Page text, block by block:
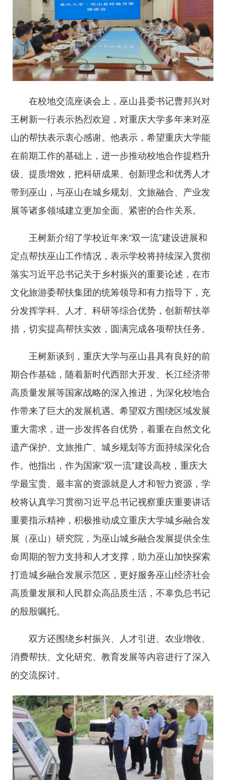
在校地交流座谈会上，巫山县委书记曹邦兴对
王树新一行表示热烈欢迎，对重庆大学多年来对巫
山的帮扶表示衷心感谢。他表示，希望重庆大学能
在前期工作的基础上，进一步推动校地合作提档升
级、提质增效，把科研成果、创新理念和优秀人才
带到巫山，与巫山在城乡规划、文旅融合、产业发
展等诸多领域建立更加全面、紧密的合作关系。
王树新介绍了学校近年来“双一流”建设进展和
定点帮扶巫山工作情况，表示学校将持续深入贯彻
落实习近平总书记关于乡村振兴的重要论述，在市
文化旅游委帮扶集团的统筹领导和有力指导下，充
分发挥学科、人才、科研等综合优势，创新帮扶举
措，切实提高帮扶实效，圆满完成各项帮扶任务。
王树新谈到，重庆大学与巫山县具有良好的前
期合作基础，随着新时代西部大开发、长江经济带
高质量发展等国家战略的深入推进，为深化校地合
作带来了巨大的发展机遇。希望双方围绕区域发展
重大需求，进一步发挥各自优势，着重在自然文化
遗产保护、文旅推广、城乡规划等方面持续深化合
作。他指出，作为国家“双一流”建设高校，重庆大
学最宝贵、最丰富的资源就是人才和智力资源，学
校将认真学习贯彻习近平总书记视察重庆重要讲话
重要指示精神，积极推动成立重庆大学城乡融合发
展（巫山）研究院，为巫山城乡融合发展提供全生
命周期的智力支持和人才支撑，助力巫山加快探索
打造城乡融合发展示范区，更好服务巫山经济社会
高质量发展和人民群众高品质生活，不辜负总书记
的殷殷嘱托。
双方还围绕乡村振兴、人才引进、农业增收、
消费帮扶、文化研究、教育发展等内容进行了深入
的交流探讨。